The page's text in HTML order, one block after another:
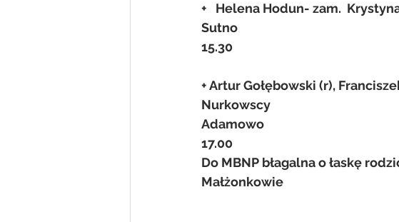
+   Helena Hodun- zam.
Sutno
15.30
+ Artur Gołębowski (r),
Nurkowscy
Adamowo
17.00
Do MBNP błagalna o łaskę
Małżonkowie